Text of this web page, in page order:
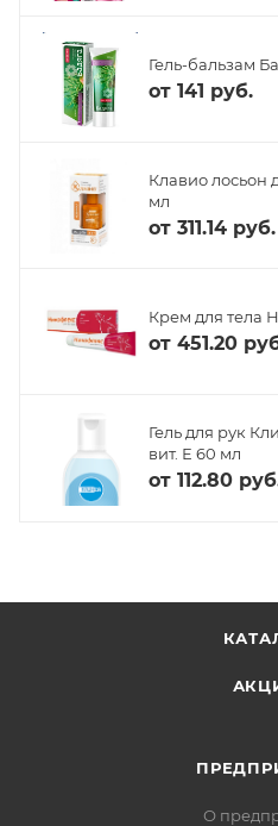
Гель-бальзам
от 141 руб.
Клавио лосьон
мл
от 311.14 руб.
Крем для тела
от 451.20
Гель для рук
вит. Е 60 мл
от 112.80
О